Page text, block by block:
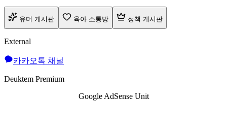
유머 게시판 육아 소통방 정책 게시판
External
카카오톡 채널
Deuktem Premium
Google AdSense Unit